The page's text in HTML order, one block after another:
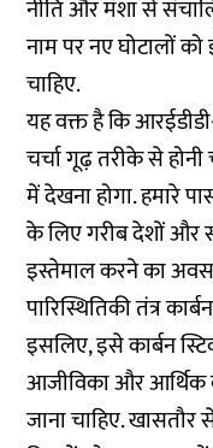
नीति और मंशा से
नाम पर नए घोटालों
चाहिए.
यह वक्त है कि
चर्चा गूढ़ तरीके से
में देखना होगा. हमारे
के लिए गरीब देशों और
इस्तेमाल करने का
पारिस्थितिकी तंत्र
इसलिए, इसे कार्बन
आजीविका और
जाना चाहिए.